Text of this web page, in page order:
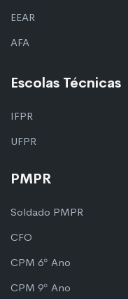
EEAR
AFA
Escolas Técnicas
IFPR
UFPR
PMPR
Soldado PMPR
CFO
CPM 6º Ano
CPM 9º Ano